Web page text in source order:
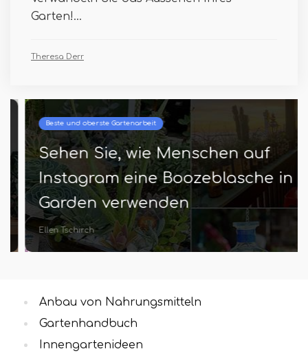
Garten!...
Theresa Derr
Beste und oberste Gartenarbeit
Sehen Sie, wie Menschen auf
Instagram eine Boozeblasche in
Garden verwenden
Ellen Tschirch
Anbau von Nahrungsmitteln
Gartenhandbuch
Innengartenideen